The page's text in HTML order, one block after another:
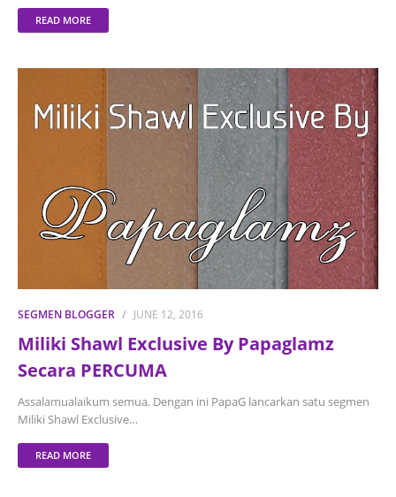
READ MORE
SEGMEN BLOGGER JUNE 12, 2016
Miliki Shawl Exclusive By Papaglamz
Secara PERCUMA
Assalamualaikum semua. Dengan ini PapaG lancarkan satu segmen
Miliki Shawl Exclusive…
READ MORE